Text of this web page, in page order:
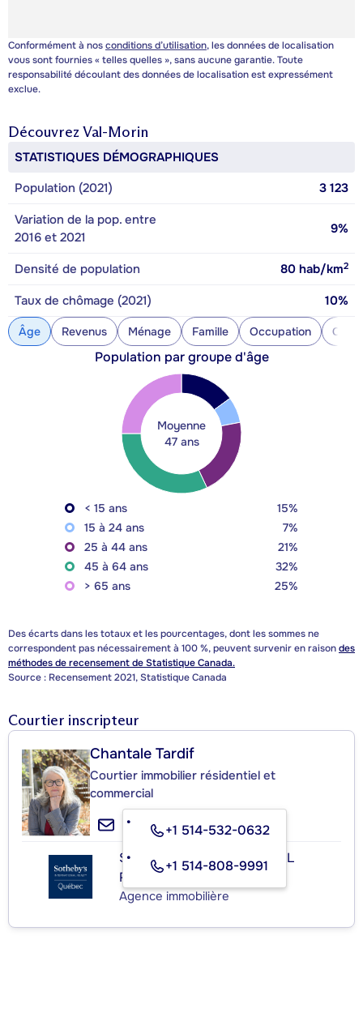
Conformément à nosconditions d’utilisation, les données de localisation
vous sont fournies « telles quelles », sans aucune garantie. Toute
responsabilité découlant des données de localisation est expressément
exclue.
Découvrez Val-Morin
STATISTIQUES DÉMOGRAPHIQUES
Population (2021)
3 123
Variation de la pop. entre
2016 et 2021
9%
Densité de population 80 hab/km2
Taux de chômage (2021) 10%
Âge Revenus Ménage Famille Occupation
Population par groupe d'âge
Moyenne
47 ans
< 15 ans
15%
15 à 24 ans
7%
25 à 44 ans
21%
45 à 64 ans
32%
> 65 ans
25%
Des écarts dans les totaux et les pourcentages, dont les sommes ne
correspondent pas nécessairement à 100 %, peuvent survenir en raisondes
méthodes de recensement de Statistique Canada.
Source : Recensement 2021, Statistique Canada
Courtier inscripteur
Chantale Tardif
Courtier immobilier résidentiel et
commercial
+1 514-532-0632
+1 514-808-9991
SOTHEBY'S INTERNATIONAL
REALTY QUÉBEC
Agence immobilière